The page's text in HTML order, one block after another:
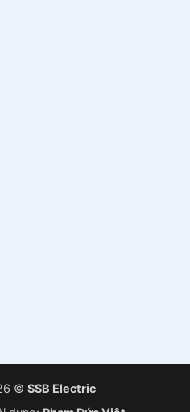
© SSB Electric